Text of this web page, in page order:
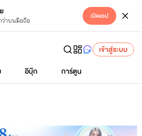
าบนมือถือ เปิดแอป
เข้าสู่ระบบ
อีบุ๊ก การ์ตูน